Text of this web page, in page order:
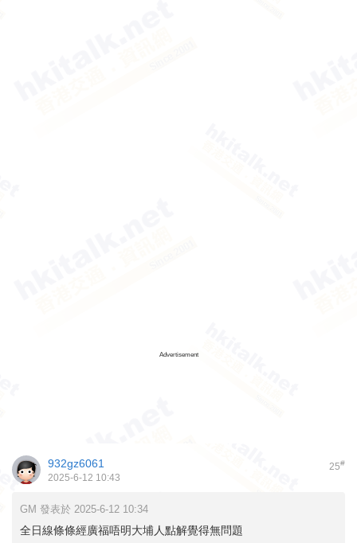
Advertisement
25#
932gz6061
2025-6-12 10:43
GM 發表於 2025-6-12 10:34
全日線條條經廣福唔明大埔人點解覺得無問題